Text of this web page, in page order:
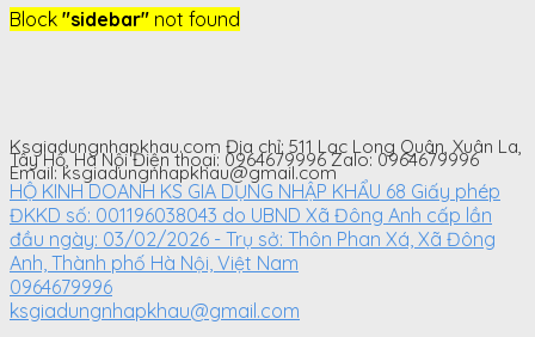
was:
Block "sidebar" not found
Ksgiadungnhapkhau.com Địa chỉ: 511 Lạc Long Quân, Xuân La,
Tây Hồ, Hà Nội Điện thoại: 0964679996 Zalo: 0964679996
Email: ksgiadungnhapkhau@gmail.com
HỘ KINH DOANH KS GIA DỤNG NHẬP KHẨU 68 Giấy phép
ĐKKD số: 001196038043 do UBND Xã Đông Anh cấp lần
đầu ngày: 03/02/2026 - Trụ sở: Thôn Phan Xá, Xã Đông
Anh, Thành phố Hà Nội, Việt Nam
0964679996
ksgiadungnhapkhau@gmail.com